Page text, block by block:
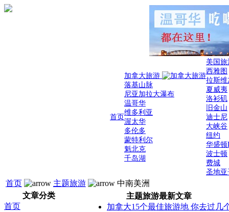
首页
加拿大旅游
落基山脉
尼亚加拉大瀑布
温哥华
维多利亚
渥太华
多伦多
蒙特利尔
魁北克
千岛湖
美国
西雅图
拉斯维
夏威夷
洛衫矶
旧金山
迪士尼
大峡谷
纽约
华盛顿
波士顿
费城
圣地亚
首页 主题旅游
中南美洲
文章分类
首页
主题旅游最新文章
加拿大15个最佳旅游地 你去过几